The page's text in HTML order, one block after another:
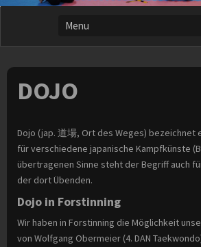
DOJO
Dojo (jap. 道場, Ort des Weges) bezeichnet
für verschiedene japanische Kampfkünste
übertragenen Sinne steht der Begriff auch
der dort Übenden.
Dojo in Forstinning
Wir haben in Forstinning die Möglichkeit
von Wolfgang Obermeier (4. DAN